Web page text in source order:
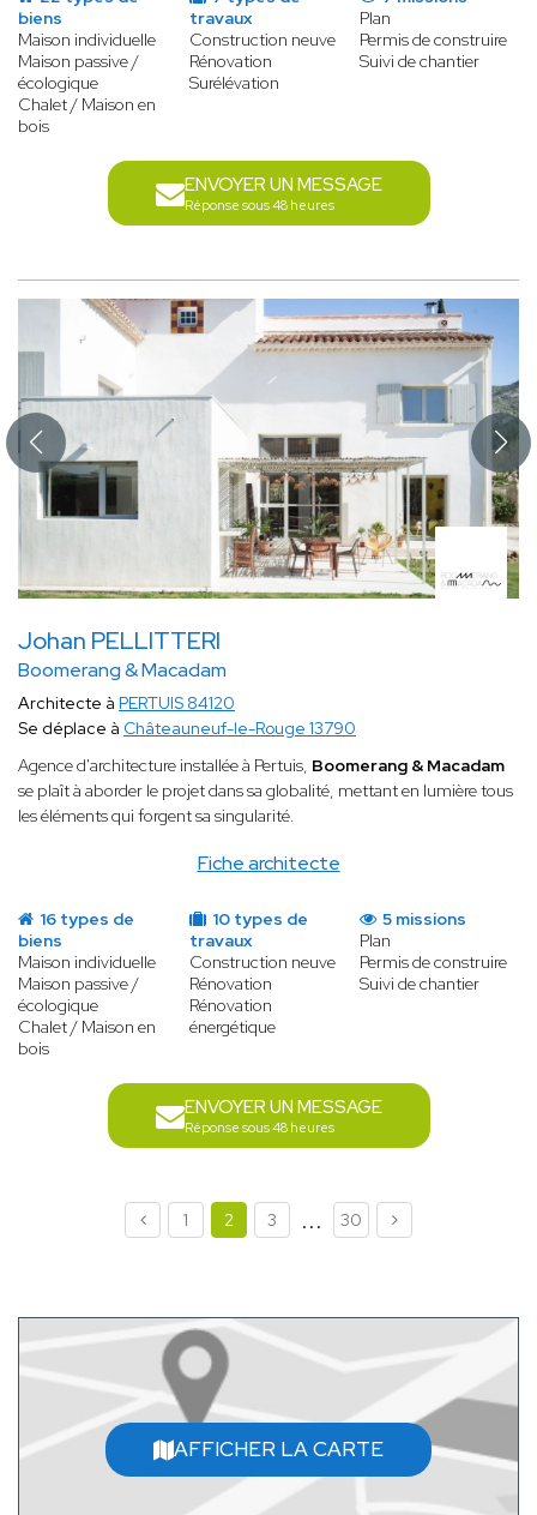
biens
Maison individuelle
Maison passive /
écologique
Chalet / Maison en
bois
travaux
Construction neuve
Rénovation
Surélévation
Plan
Permis de construire
Suivi de chantier
ENVOYER UN MESSAGE
Réponse sous 48 heures
Johan PELLITTERI
Boomerang & Macadam
Fiche architecte
Architecte à PERTUIS 84120
Se déplace à Châteauneuf-le-Rouge 13790
Agence d'architecture installée à Pertuis, Boomerang & Macadam
se plaît à aborder le projet dans sa globalité, mettant en lumière tous
les éléments qui forgent sa singularité.
16 types de
biens
Maison individuelle
Maison passive /
écologique
Chalet / Maison en
bois
10 types de
travaux
Construction neuve
Rénovation
Rénovation
énergétique
5 missions
Plan
Permis de construire
Suivi de chantier
ENVOYER UN MESSAGE
Réponse sous 48 heures
1 2 3 ... 30
AFFICHER LA CARTE